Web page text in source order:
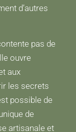
d’autres
pas de
ouvre
aux
les secrets
possible de
de
artisanale et